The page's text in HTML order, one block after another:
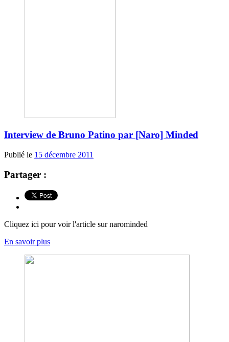
Interview de Bruno Patino par [Naro] Minded
Publié le 15 décembre 2011
Partager :
Cliquez ici pour voir l'article sur narominded
En savoir plus